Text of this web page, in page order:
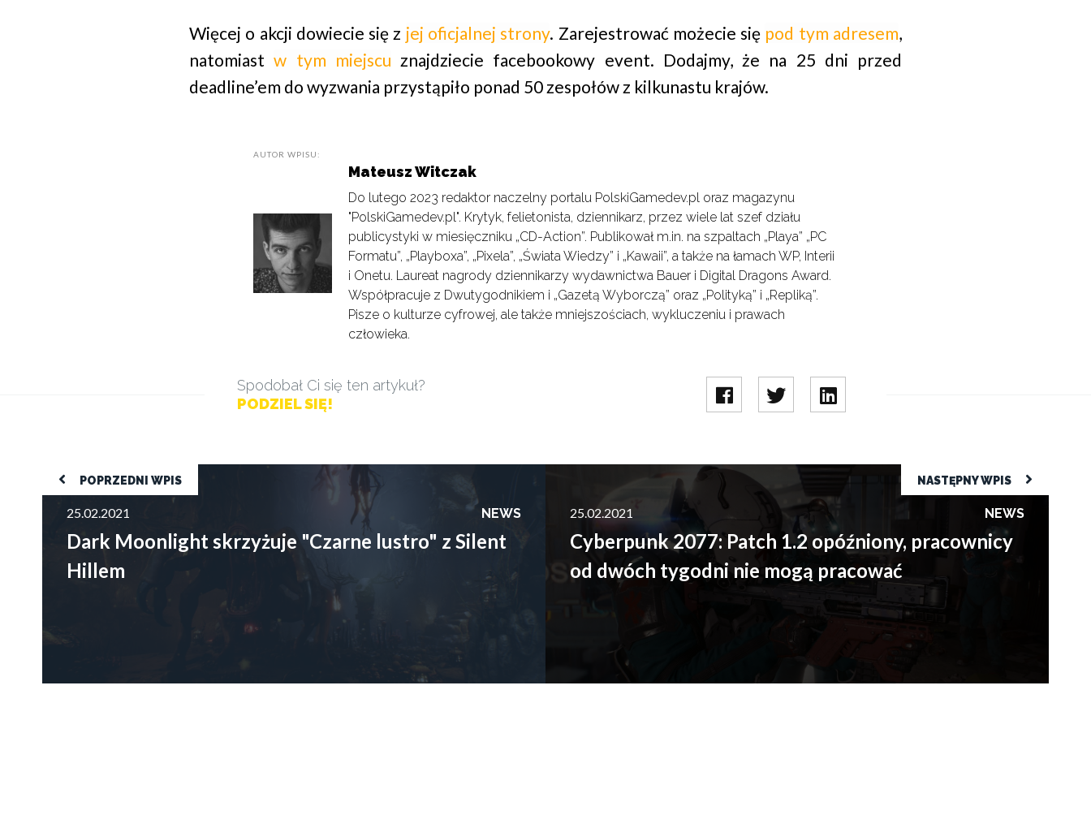
Więcej o akcji dowiecie się z jej oficjalnej strony. Zarejestrować możecie się pod tym adresem,
natomiastw tym miejscu znajdziecie facebookowy event. Dodajmy, że na 25 dni przed
deadline’em do wyzwania przystąpiło ponad 50 zespołów z kilkunastu krajów.
AUTOR WPISU:
Mateusz Witczak
Do lutego 2023 redaktor naczelny portalu PolskiGamedev.pl oraz magazynu
"PolskiGamedev.pl". Krytyk, felietonista, dziennikarz, przez wiele lat szef działu
publicystyki w miesięczniku „CD-Action”. Publikował m.in. na szpaltach „Playa” „PC
Formatu”, „Playboxa”, „Pixela”, „Świata Wiedzy” i „Kawaii”, a także na łamach WP, Interii
i Onetu. Laureat nagrody dziennikarzy wydawnictwa Bauer i Digital Dragons Award.
Współpracuje z Dwutygodnikiem i „Gazetą Wyborczą” oraz „Polityką” i „Repliką”.
Pisze o kulturze cyfrowej, ale także mniejszościach, wykluczeniu i prawach
człowieka.
Spodobał Ci się ten artykuł?
PODZIEL SIĘ!
Dark Moonlight skrzyżuje "Czarne lustro" z Silent Hillem
25.02.2021 NEWS
Dark Moonlight skrzyżuje "Czarne lustro" z Silent
Hillem
POPRZEDNI WPIS
Cyberpunk 2077: Patch 1.2 opóźniony, pracownicy od dwóch tygodni nie mogą pracować
25.02.2021 NEWS
Cyberpunk 2077: Patch 1.2 opóźniony, pracownicy
od dwóch tygodni nie mogą pracować
NASTĘPNY WPIS